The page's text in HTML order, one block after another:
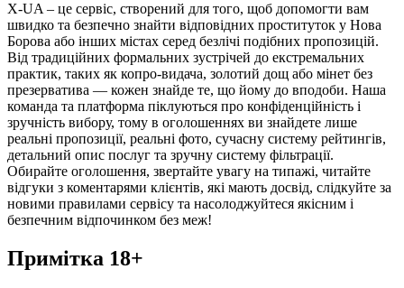
X-UA – це сервіс, створений для того, щоб допомогти вам
швидко та безпечно знайти відповідних проституток у Нова
Борова або інших містах серед безлічі подібних пропозицій.
Від традиційних формальних зустрічей до екстремальних
практик, таких як копро-видача, золотий дощ або мінет без
презерватива — кожен знайде те, що йому до вподоби. Наша
команда та платформа піклуються про конфіденційність і
зручність вибору, тому в оголошеннях ви знайдете лише
реальні пропозиції, реальні фото, сучасну систему рейтингів,
детальний опис послуг та зручну систему фільтрації.
Обирайте оголошення, звертайте увагу на типажі, читайте
відгуки з коментарями клієнтів, які мають досвід, слідкуйте за
новими правилами сервісу та насолоджуйтеся якісним і
безпечним відпочинком без меж!
Примітка 18+